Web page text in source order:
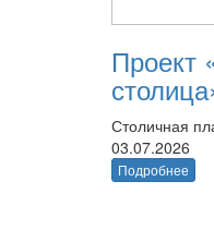
Проект
Столичная
03.07.2026
Подробнее